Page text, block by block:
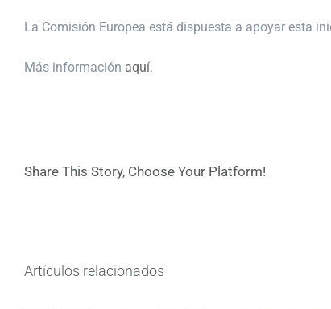
La Comisión Europea está dispuesta a apoyar esta
Más información aquí.
Share This Story, Choose Your Platform!
Artículos relacionados